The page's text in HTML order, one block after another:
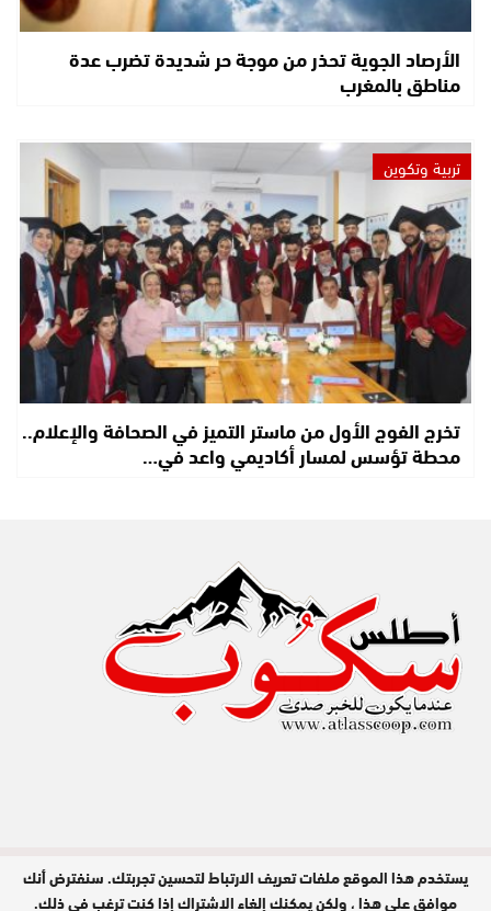
الأرصاد الجوية تحذر من موجة حر شديدة تضرب عدة
مناطق بالمغرب
تربية وتكوين
تخرج الفوج الأول من ماستر التميز في الصحافة والإعلام..
محطة تؤسس لمسار أكاديمي واعد في…
مدير النشر : عبد الله عزي / جميع الحقوق
محفوظة © 2026
يستخدم هذا الموقع ملفات تعريف الارتباط لتحسين تجربتك. سنفترض أنك
موافق على هذا ، ولكن يمكنك إلغاء الاشتراك إذا كنت ترغب في ذلك.